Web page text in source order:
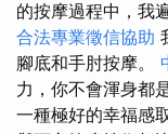
的按摩過程中，我
合法專業徵信協助
腳底和手肘按摩。
力，你不會渾身都
一種極好的幸福感